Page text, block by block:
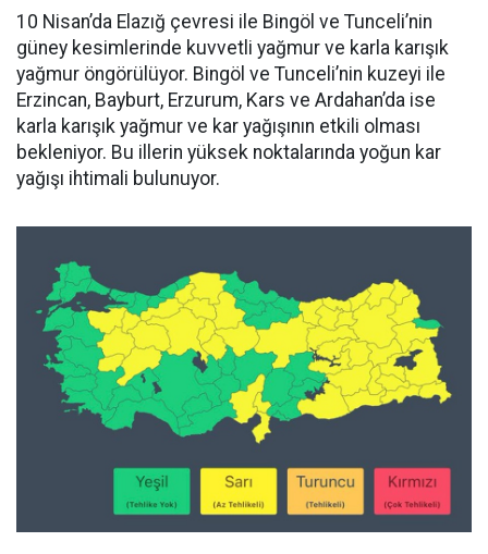
10 Nisan’da Elazığ çevresi ile Bingöl ve Tunceli’nin
güney kesimlerinde kuvvetli yağmur ve karla karışık
yağmur öngörülüyor. Bingöl ve Tunceli’nin kuzeyi ile
Erzincan, Bayburt, Erzurum, Kars ve Ardahan’da ise
karla karışık yağmur ve kar yağışının etkili olması
bekleniyor. Bu illerin yüksek noktalarında yoğun kar
yağışı ihtimali bulunuyor.